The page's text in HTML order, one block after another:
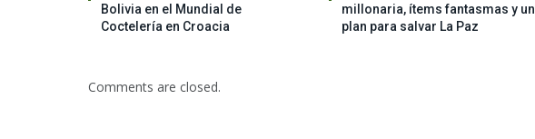
Bolivia en el Mundial de
Coctelería en Croacia
millonaria, ítems fantasmas y un
plan para salvar La Paz
Comments are closed.